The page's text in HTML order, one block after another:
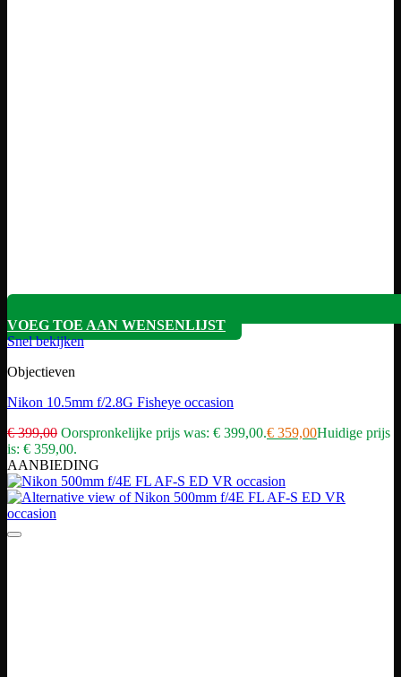
VOEG TOE AAN WENSENLIJST
Snel bekijken
Objectieven
Nikon 10.5mm f/2.8G Fisheye occasion
€399,00 Oorspronkelijke prijs was: € 399,00.€ 359,00Huidige prijs
is: € 359,00.
AANBIEDING